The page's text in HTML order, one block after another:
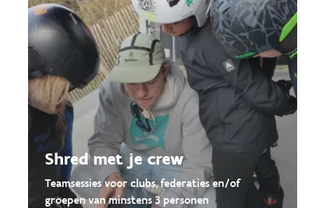
Shred met je crew
Teamsessies voor clubs, federaties en/of
groepen van minstens 3 personen